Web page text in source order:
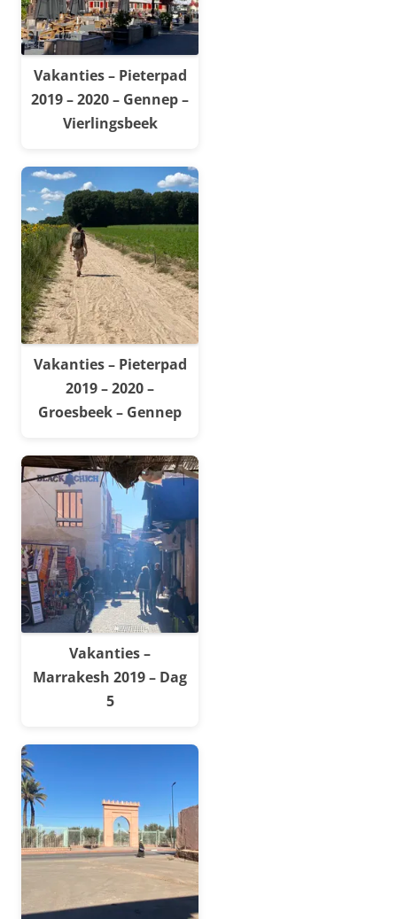
Vakanties – Pieterpad
2019 – 2020 – Gennep –
Vierlingsbeek
Vakanties – Pieterpad
2019 – 2020 –
Groesbeek – Gennep
Vakanties –
Marrakesh 2019 – Dag
5